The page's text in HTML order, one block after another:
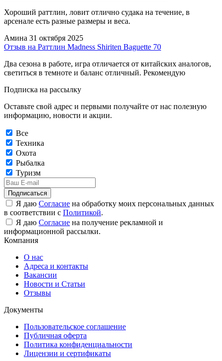
Хороший раттлин, ловит отлично судака на течение, в
арсенале есть разные размеры и веса.
Амина 31 октября 2025
Отзыв на Раттлин Madness Shiriten Baguette 70
Два сезона в работе, игра отличается от китайских аналогов,
светиться в темноте и баланс отличный. Рекомендую
Подписка на рассылку
Оставьте свой адрес и первыми получайте от нас полезную
информацию, новости и акции.
Все
Техника
Охота
Рыбалка
Туризм
Подписаться
Я даю Согласие на обработку моих персональных данных
в соответствии с Политикой.
Я даю Согласие на получение рекламной и
информационной рассылки.
Компания
О нас
Адреса и контакты
Вакансии
Новости и Статьи
Отзывы
Документы
Пользовательское соглашение
Публичная оферта
Политика конфиденциальности
Лицензии и сертификаты